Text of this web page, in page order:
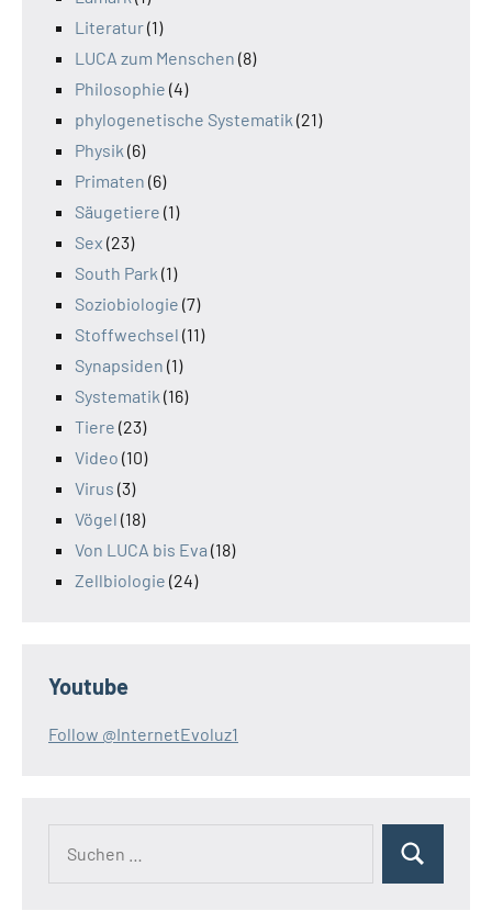
Literatur(1)
LUCA zum Menschen (8)
Philosophie (4)
phylogenetische Systematik (21)
Physik (6)
Primaten (6)
Säugetiere (1)
Sex (23)
South Park (1)
Soziobiologie (7)
Stoffwechsel (11)
Synapsiden (1)
Systematik (16)
Tiere (23)
Video (10)
Virus (3)
Vögel (18)
Von LUCA bis Eva (18)
Zellbiologie (24)
Youtube
Follow @InternetEvoluz1
Suchen